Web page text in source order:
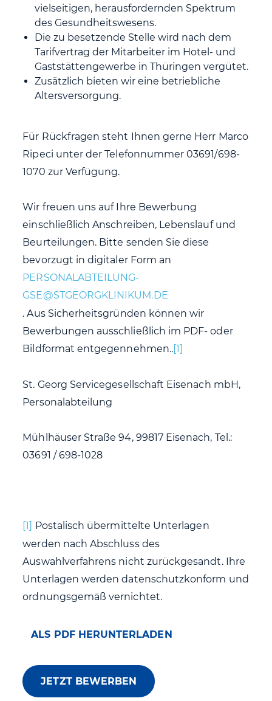
vielseitigen, herausfordernden Spektrum
des Gesundheitswesens.
Die zu besetzende Stelle wird nach dem
Tarifvertrag der Mitarbeiter im Hotel- und
Gaststättengewerbe in Thüringen vergütet.
Zusätzlich bieten wir eine betriebliche
Altersversorgung.
Für Rückfragen steht Ihnen gerne Herr Marco
Ripeci unter der Telefonnummer 03691/698-
1070 zur Verfügung.
Wir freuen uns auf Ihre Bewerbung
einschließlich Anschreiben, Lebenslauf und
Beurteilungen. Bitte senden Sie diese
bevorzugt in digitaler Form an
. Aus Sicherheitsgründen können wir
Bewerbungen ausschließlich im PDF- oder
Bildformat entgegennehmen..[1]
St. Georg Servicegesellschaft Eisenach mbH,
Personalabteilung
Mühlhäuser Straße 94, 99817 Eisenach, Tel.:
03691 / 698-1028
[1] Postalisch übermittelte Unterlagen
werden nach Abschluss des
Auswahlverfahrens nicht zurückgesandt. Ihre
Unterlagen werden datenschutzkonform und
ordnungsgemäß vernichtet.
ALS PDF HERUNTERLADEN
JETZT BEWERBEN